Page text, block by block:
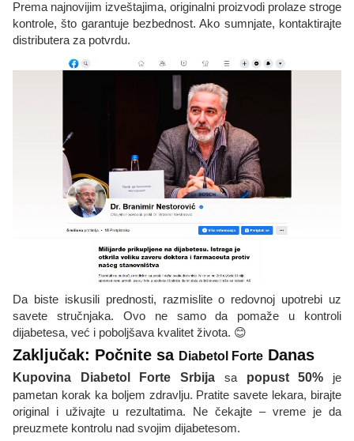
Prema najnovijim izveštajima, originalni proizvodi prolaze stroge
kontrole, što garantuje bezbednost. Ako sumnjate, kontaktirajte
distributera za potvrdu.
Da biste iskusili prednosti, razmislite o redovnoj upotrebi uz
savete stručnjaka. Ovo ne samo da pomaže u kontroli
dijabetesa, već i poboljšava kvalitet života. 😊
Zaključak: Počnite sa Diabetol Forte Danas
Kupovina Diabetol Forte Srbija sa popust 50% je
pametan korak ka boljem zdravlju. Pratite savete lekara, birajte
original i uživajte u rezultatima. Ne čekajte – vreme je da
preuzmete kontrolu nad svojim dijabetesom.